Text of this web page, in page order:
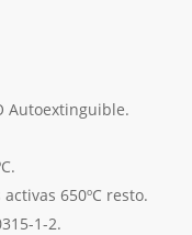
Autoextinguible.
650ºC resto.
1-2.